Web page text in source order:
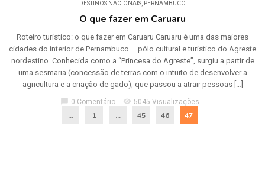
DESTINOS NACIONAIS PERNAMBUCO
O que fazer em Caruaru
Roteiro turístico: o que fazer em Caruaru Caruaru é uma das maiores
cidades do interior de Pernambuco – pólo cultural e turístico do Agreste
nordestino. Conhecida como a “Princesa do Agreste”, surgiu a partir de
uma sesmaria (concessão de terras com o intuito de desenvolver a
agricultura e a criação de gado), que passou a atrair pessoas […]
0 Comentário visibility 5045 Visualizações
... 1 … 45 46 47